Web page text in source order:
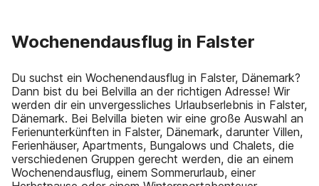
Wochenendausflug in Falster
Du suchst ein Wochenendausflug in Falster, Dänemark?
Dann bist du bei Belvilla an der richtigen Adresse! Wir
werden dir ein unvergessliches Urlaubserlebnis in Falster,
Dänemark. Bei Belvilla bieten wir eine große Auswahl an
Ferienunterkünften in Falster, Dänemark, darunter Villen,
Ferienhäuser, Apartments, Bungalows und Chalets, die
verschiedenen Gruppen gerecht werden, die an einem
Wochenendausflug, einem Sommerurlaub, einer